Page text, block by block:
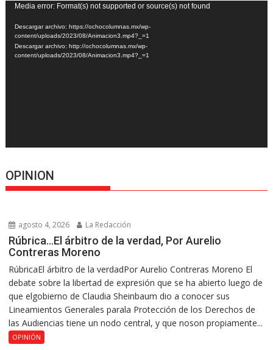
Reproductor
de
vídeo
Media error: Format(s) not supported or source(s) not found
Descargar archivo: https://ochocolumnas.mx/wp-
content/uploads/2023/08/Animacion3.mp4?_=1
Descargar archivo: http://ochocolumnas.mx/wp-
content/uploads/2023/08/Animacion3.mp4?_=1
OPINION
agosto 4, 2026 La Redacción
Rúbrica…El árbitro de la verdad, Por Aurelio
Contreras Moreno
RúbricaEl árbitro de la verdadPor Aurelio Contreras Moreno El
debate sobre la libertad de expresión que se ha abierto luego de
que elgobierno de Claudia Sheinbaum dio a conocer sus
Lineamientos Generales parala Protección de los Derechos de
las Audiencias tiene un nodo central, y que noson propiamente...
OPINIÓN